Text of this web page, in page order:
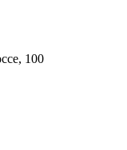
100